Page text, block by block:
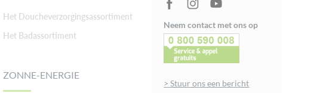
Het Doucheverzorgingsassortiment
Het Badassortiment
ZONNE-ENERGIE
Neem contact met ons op
> Stuur ons een bericht